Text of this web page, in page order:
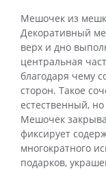
Мешочек из
Декоративный
верх и дно
центральная
благодаря чему
сторон. Такое
естественный,
Мешочек
фиксирует
многократного
подарков,